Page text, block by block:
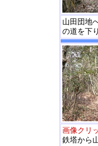
山田団地
の道を下
画像クリ
鉄塔から